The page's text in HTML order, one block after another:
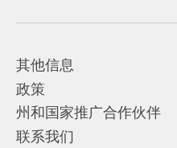
其他信息
政策
州和国家推广合作伙伴
联系我们